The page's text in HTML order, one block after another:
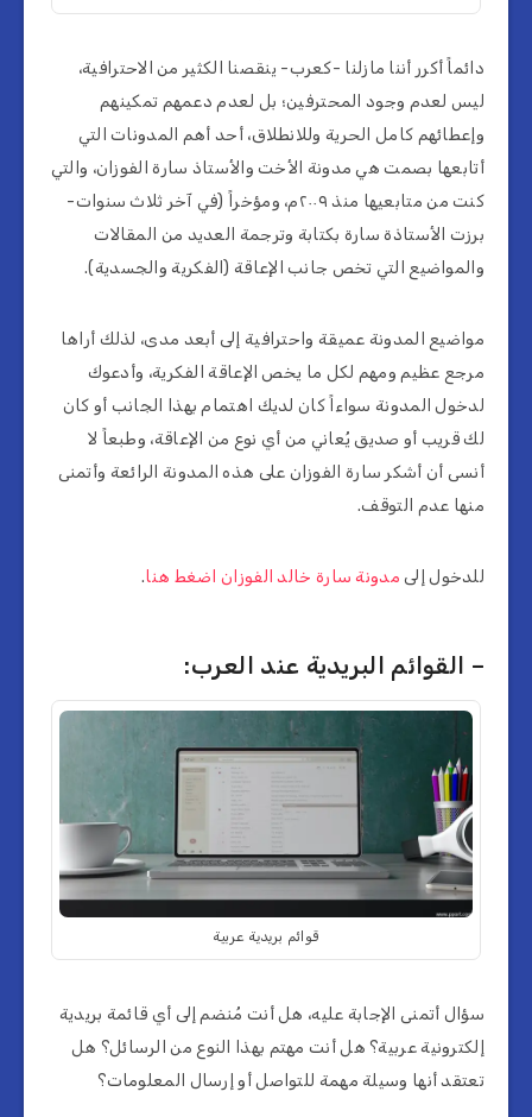
دائماً أكرر أننا مازلنا -كعرب- ينقصنا الكثير من الاحترافية،
ليس لعدم وجود المحترفين؛ بل لعدم دعمهم تمكينهم
وإعطائهم كامل الحرية وللانطلاق، أحد أهم المدونات التي
أتابعها بصمت هي مدونة الأخت والأستاذ سارة الفوزان، والتي
كنت من متابعيها منذ ٢٠٠٩م، ومؤخراً (في آخر ثلاث سنوات-
برزت الأستاذة سارة بكتابة وترجمة العديد من المقالات
والمواضيع التي تخص جانب الإعاقة (الفكرية والجسدية).
مواضيع المدونة عميقة واحترافية إلى أبعد مدى، لذلك أراها
مرجع عظيم ومهم لكل ما يخص الإعاقة الفكرية، وأدعوك
لدخول المدونة سواءاً كان لديك اهتمام بهذا الجانب أو كان
لك قريب أو صديق يُعاني من أي نوع من الإعاقة، وطبعاً لا
أنسى أن أشكر سارة الفوزان على هذه المدونة الرائعة وأتمنى
منها عدم التوقف.
للدخول إلى مدونة سارة خالد الفوزان اضغط هنا.
– القوائم البريدية عند العرب:
قوائم بريدية عربية
سؤال أتمنى الإجابة عليه، هل أنت مُنضم إلى أي قائمة بريدية
إلكترونية عربية؟ هل أنت مهتم بهذا النوع من الرسائل؟ هل
تعتقد أنها وسيلة مهمة للتواصل أو إرسال المعلومات؟